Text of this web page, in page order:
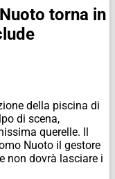
torna in
della piscina di
di scena,
querelle. Il
Nuoto il gestore
non dovrà lasciare i